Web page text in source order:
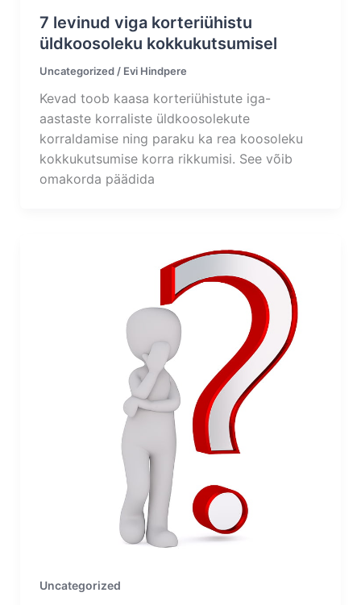
7 levinud viga korteriühistu
üldkoosoleku kokkukutsumisel
Uncategorized/ Evi Hindpere
Kevad toob kaasa korteriühistute iga-
aastaste korraliste üldkoosolekute
korraldamise ning paraku ka rea koosoleku
kokkukutsumise korra rikkumisi. See võib
omakorda päädida
Uncategorized